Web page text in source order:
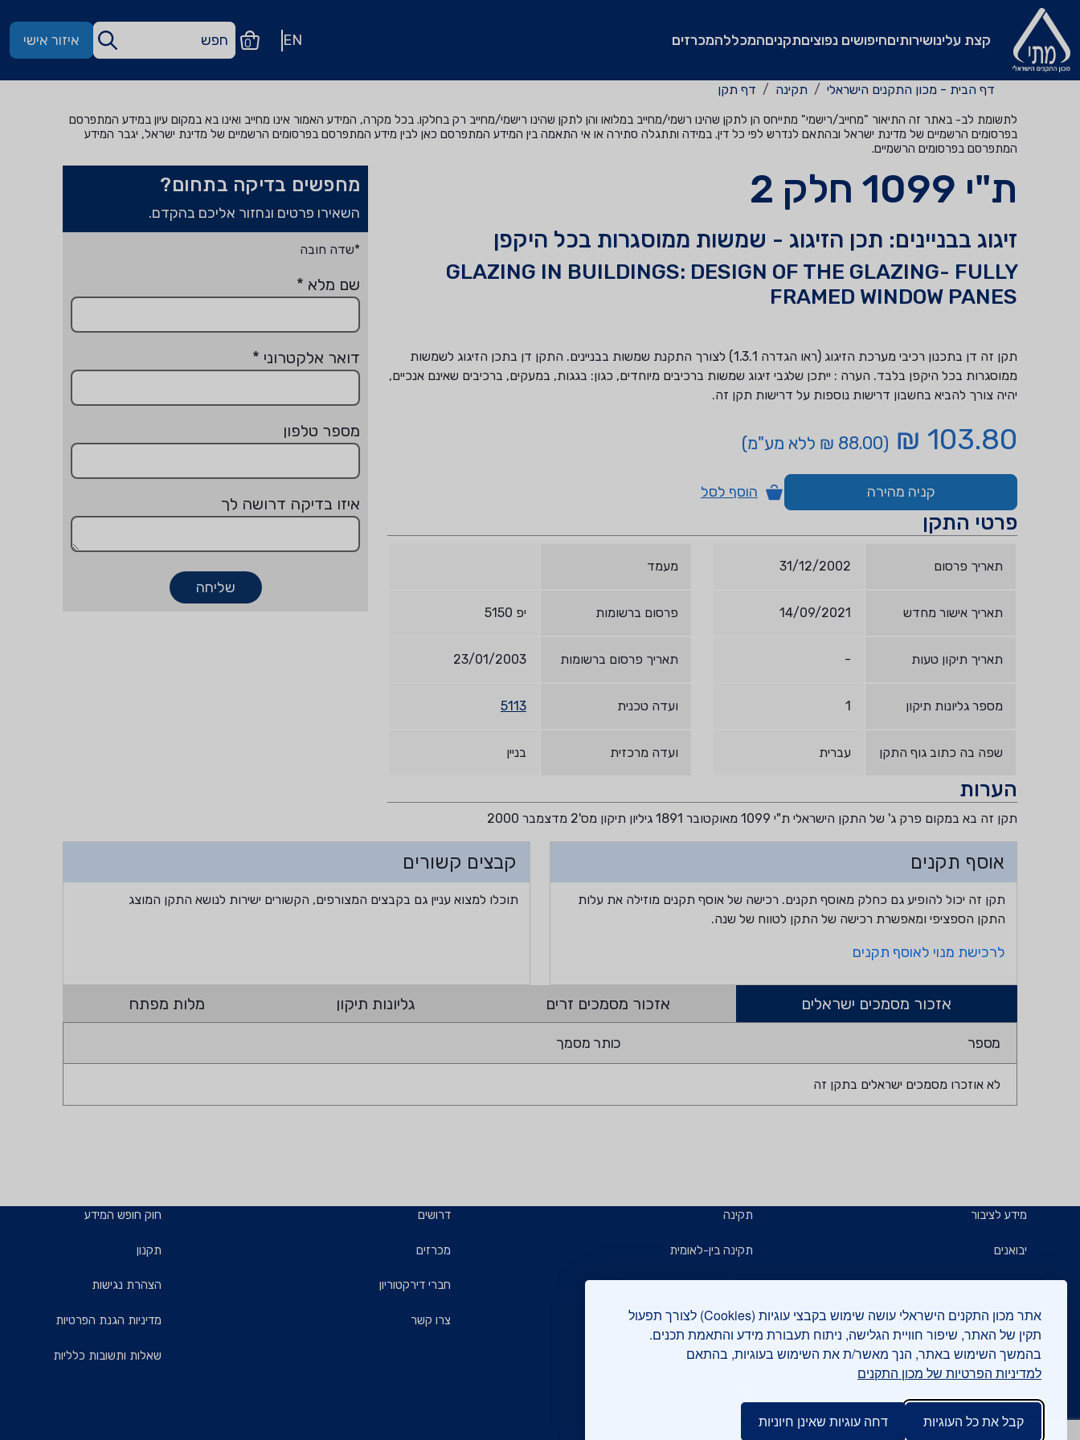
אתר מכון התקנים הישראלי עושה שימוש בקבצי עוגיות (Cookies) לצורך תפעול
תקין של האתר, שיפור חוויית הגלישה, ניתוח תעבורת מידע והתאמת תכנים.
בהמשך השימוש באתר, הנך מאשר/ת את השימוש בעוגיות, בהתאם
למדיניות הפרטיות של מכון התקנים
קבל את כל העוגיות דחה עוגיות שאינן חיוניות
קצת עלינושירותיםחיפושים נפוציםתקניםהמכללהמכרזים EN
0 איזור אישי
דף הבית - מכון התקנים הישראלי תקינה דף תקן
לתשומת לב- באתר זה התיאור "מחייב/רישמי" מתייחס הן לתקן שהינו רשמי/מחייב במלואו והן לתקן שהינו רישמי/מחייב רק בחלקו. בכל מקרה, המידע האמור אינו מחייב ואינו בא במקום עיון במידע המתפרסם
בפרסומים הרשמיים של מדינת ישראל ובהתאם לנדרש לפי כל דין. במידה ותתגלה סתירה או אי התאמה בין המידע המתפרסם כאן לבין מידע המתפרסם בפרסומים הרשמיים של מדינת ישראל, יגבר המידע
המתפרסם בפרסומים הרשמיים.
ת"י 1099 חלק 2
זיגוג בבניינים: תכן הזיגוג - שמשות ממוסגרות בכל היקפן
GLAZING IN BUILDINGS: DESIGN OF THE GLAZING- FULLY
FRAMED WINDOW PANES
תקן זה דן בתכנון רכיבי מערכת הזיגוג (ראו הגדרה 1.3.1) לצורך התקנת שמשות בבניינים. התקן דן בתכן הזיגוג לשמשות
ממוסגרות בכל היקפן בלבד. הערה : ייתכן שלגבי זיגוג שמשות ברכיבים מיוחדים, כגון: בגגות, במעקים, ברכיבים שאינם אנכיים,
יהיה צורך להביא בחשבון דרישות נוספות על דרישות תקן זה.
103.80 ₪ (88.00 ₪ ללא מע"מ)
קניה מהירה הוסף לסל
פרטי התקן
תאריך פרסום 31/12/2002
תאריך אישור מחדש 14/09/2021
תאריך תיקון טעות -
מספר גליונות תיקון 1
שפה בה כתוב גוף התקן עברית
מעמד
פרסום ברשומות יפ 5150
תאריך פרסום ברשומות 23/01/2003
ועדה טכנית 5113
ועדה מרכזית בניין
הערות
תקן זה בא במקום פרק ג' של התקן הישראלי ת"י 1099 מאוקטובר 1891 גיליון תיקון מס'2 מדצמבר 2000
מחפשים בדיקה בתחום?
השאירו פרטים ונחזור אליכם בהקדם.
*שדה חובה
שם מלא *
דואר אלקטרוני *
מספר טלפון
איזו בדיקה דרושה לך
שליחה
אוסף תקנים
תקן זה יכול להופיע גם כחלק מאוסף תקנים. רכישה של אוסף תקנים מוזילה את עלות
התקן הספציפי ומאפשרת רכישה של התקן לטווח של שנה.
לרכישת מנוי לאוסף תקנים
קבצים קשורים
תוכלו למצוא עניין גם בקבצים המצורפים, הקשורים ישירות לנושא התקן המוצג
אזכור מסמכים ישראלים אזכור מסמכים זרים גליונות תיקון מלות מפתח
מספר כותר מסמך
לא אוזכרו מסמכים ישראלים בתקן זה
מידע לציבור
יבואנים
תו תקן
תו ירוק
יצואנים
תקינה
תקינה בין-לאומית
קבלנים ויזמים
תעשיינים
בדיקות
דרושים
מכרזים
חברי דירקטוריון
צרו קשר
חוק חופש המידע
תקנון
הצהרת נגישות
מדיניות הגנת הפרטיות
שאלות ותשובות כלליות